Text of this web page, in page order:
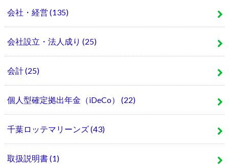
会社・経営 (135)
会社設立・法人成り (25)
会計(25)
個人型確定拠出年金（iDeCo） (22)
千葉ロッテマリーンズ(43)
取扱説明書(1)